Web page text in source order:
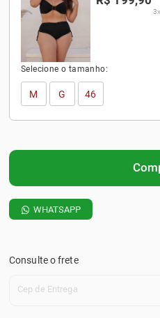
Selecione o tamanho:
M G 46
WHATSAPP
Consulte o frete
Cep de Entrega